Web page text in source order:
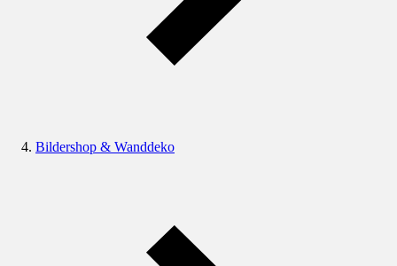
Bildershop & Wanddeko